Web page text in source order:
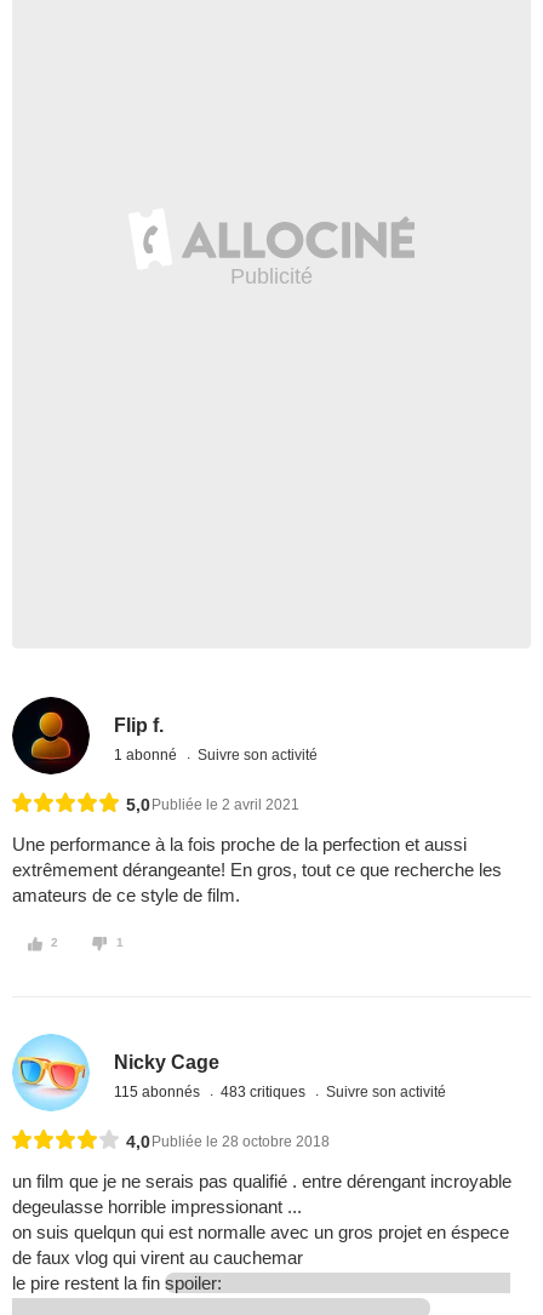
Flip f.
1 abonné Suivre son activité
5,0 Publiée le 2 avril 2021
Une performance à la fois proche de la perfection et aussi
extrêmement dérangeante! En gros, tout ce que recherche les
amateurs de ce style de film.
2 1
Nicky Cage
115 abonnés 483 critiques Suivre son activité
4,0 Publiée le 28 octobre 2018
un film que je ne serais pas qualifié . entre dérengant incroyable
degeulasse horrible impressionant ...
on suis quelqun qui est normalle avec un gros projet en éspece
de faux vlog qui virent au cauchemar
le pire restent la fin spoiler: